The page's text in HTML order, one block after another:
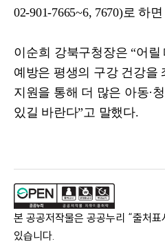
02-901-7665~6, 7670)로 하
이순희 강북구청장은“어릴
예방은 평생의 구강 건강을
지원을 통해 더 많은 아동·
있길 바란다”고 말했다.
본 공공저작물은 공공누리 “출처
있습니다.